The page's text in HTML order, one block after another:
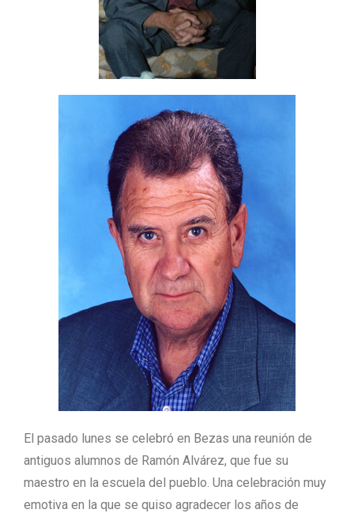
El pasado lunes se celebró en Bezas una reunión de
antiguos alumnos de Ramón Alvárez, que fue su
maestro en la escuela del pueblo. Una celebración muy
emotiva en la que se quiso agradecer los años de